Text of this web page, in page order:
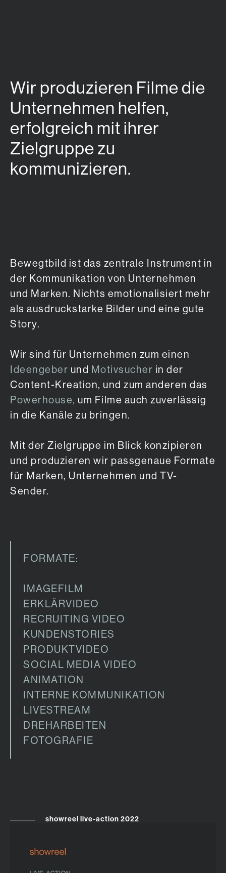
Wir produzieren Filme die
Unternehmen helfen,
erfolgreich mit ihrer
Zielgruppe zu
kommunizieren.
Bewegtbild ist das zentrale Instrument in
der Kommunikation von Unternehmen
und Marken. Nichts emotionalisiert mehr
als ausdruckstarke Bilder und eine gute
Story.
Wir sind für Unternehmen zum einen
Ideengeber und Motivsucher in der
Content-Kreation, und zum anderen das
Powerhouse, um Filme auch zuverlässig
in die Kanäle zu bringen.
Mit der Zielgruppe im Blick konzipieren
und produzieren wir passgenaue Formate
für Marken, Unternehmen und TV-
Sender.
FORMATE:
IMAGEFILM
ERKLÄRVIDEO
RECRUITING VIDEO
KUNDENSTORIES
PRODUKTVIDEO
SOCIAL MEDIA VIDEO
ANIMATION
INTERNE KOMMUNIKATION
LIVESTREAM
DREHARBEITEN
FOTOGRAFIE
showreel live-action 2022